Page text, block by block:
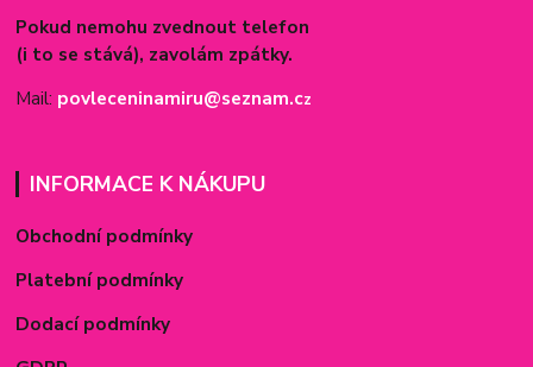
Pokud nemohu zvednout telefon
(i to se stává), zavolám zpátky.
Mail: povleceninamiru@seznam.cz
INFORMACE K NÁKUPU
Obchodní podmínky
Platební podmínky
Dodací podmínky